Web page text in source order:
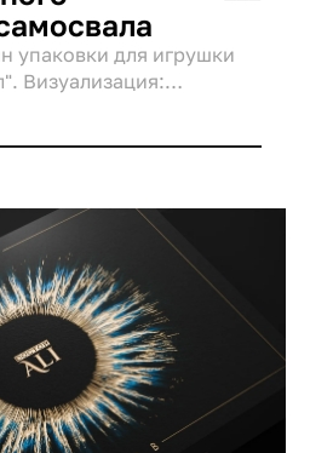
упаковки для игрушки
Визуализация:
на фоне горной базы,